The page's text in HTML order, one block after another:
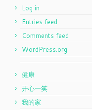
Log in
Entries feed
Comments feed
WordPress.org
健康
开心一笑
我的家